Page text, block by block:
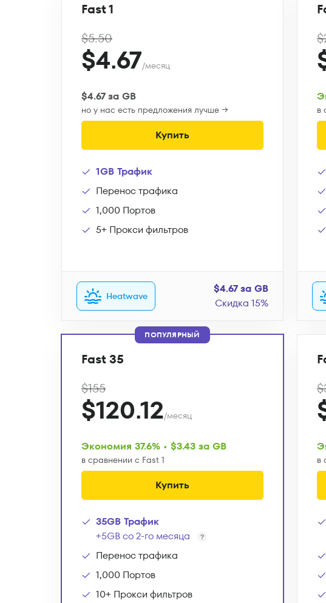
Fast 1
$5.50
$4.67/месяц
$4.67 за GB
но у нас есть предложения лучше →
Купить
1GB Трафик
Перенос трафика
1,000 Портов
5+ Прокси фильтров
Heatwave
$4.67 за GB
Скидка 15%
в
ПОПУЛЯРНЫЙ
Fast 35
$155
$120.12/месяц
Экономия 37.6% • $3.43 за GB
в сравнении с Fast 1
Купить
35GB Трафик
+5GB со 2-го месяца
Перенос трафика
1,000 Портов
10+ Прокси фильтров
в